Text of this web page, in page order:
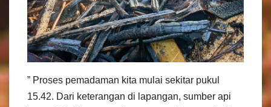
” Proses pemadaman kita mulai sekitar pukul
15.42. Dari keterangan di lapangan, sumber api